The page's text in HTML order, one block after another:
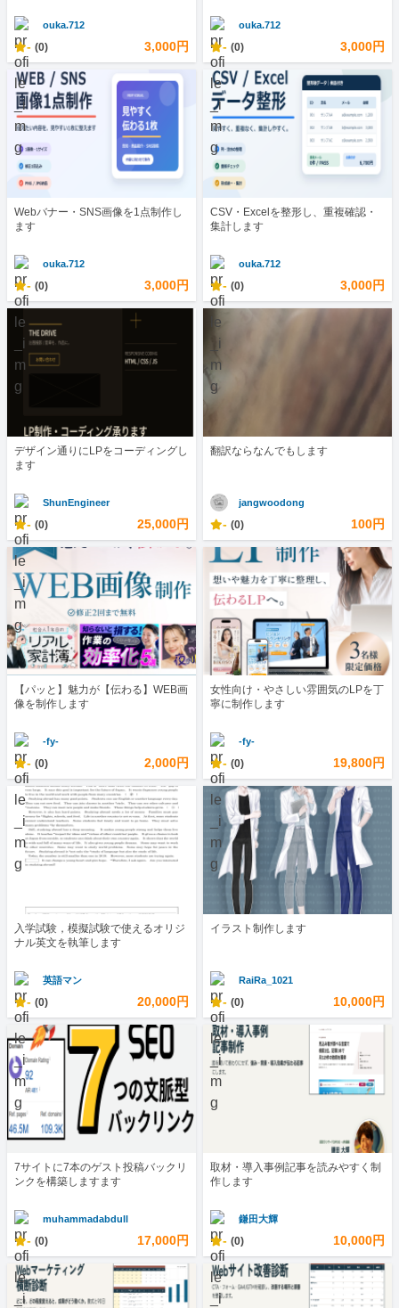
ouka.712
- (0) 3,000円
ouka.712
- (0) 3,000円
Webバナー・SNS画像を1点制作し
ます
ouka.712
- (0) 3,000円
CSV・Excelを整形し、重複確認・
集計します
ouka.712
- (0) 3,000円
デザイン通りにLPをコーディングし
ます
ShunEngineer
- (0) 25,000円
翻訳ならなんでもします
jangwoodong
- (0) 100円
【パッと】魅力が【伝わる】WEB画
像を制作します
-fy-
- (0) 2,000円
女性向け・やさしい雰囲気のLPを丁
寧に制作します
-fy-
- (0) 19,800円
入学試験，模擬試験で使えるオリジ
ナル英文を執筆します
英語マン
- (0) 20,000円
イラスト制作します
RaiRa_1021
- (0) 10,000円
7サイトに7本のゲスト投稿バックリ
ンクを構築しますます
muhammadabdull
- (0) 17,000円
取材・導入事例記事を読みやすく制
作します
鎌田大輝
- (0) 10,000円